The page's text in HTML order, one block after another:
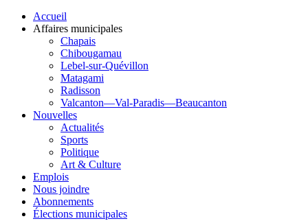
Accueil
Affaires municipales
Chapais
Chibougamau
Lebel-sur-Quévillon
Matagami
Radisson
Valcanton—Val-Paradis—Beaucanton
Nouvelles
Actualités
Sports
Politique
Art & Culture
Emplois
Nous joindre
Abonnements
Élections municipales